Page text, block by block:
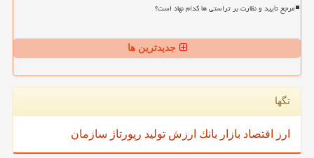
مرجع تأیید و نظارت بر تراستی ها کدام نهاد است؟
جدیدترین ها
تگها
ارز اقتصاد بازار بانك ارزش تولید رپورتاژ سازمان